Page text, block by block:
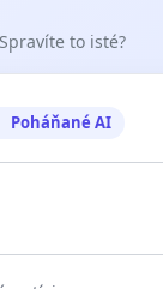
resp. malo by
prispievalo
klientov a
dieťaťa v
to isté?
Poháňané AI